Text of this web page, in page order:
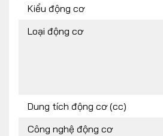
Kiểu động cơ
Loại động cơ
Dung tích động cơ (cc)
Công nghệ động cơ